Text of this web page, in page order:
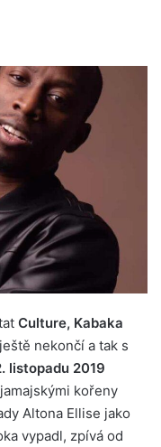
Culture, Kabaka
nekončí a tak s
listopadu 2019
kořeny
Altona Ellise jako
vypadl, zpívá od